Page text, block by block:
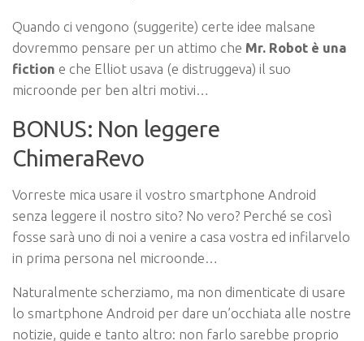
Quando ci vengono (suggerite) certe idee malsane
dovremmo pensare per un attimo che Mr. Robot è una
fiction e che Elliot usava (e distruggeva) il suo
microonde per ben altri motivi…
BONUS: Non leggere
ChimeraRevo
Vorreste mica usare il vostro smartphone Android
senza leggere il nostro sito? No vero? Perché se così
fosse sarà uno di noi a venire a casa vostra ed infilarvelo
in prima persona nel microonde…
Naturalmente scherziamo, ma non dimenticate di usare
lo smartphone Android per dare un’occhiata alle nostre
notizie, guide e tanto altro: non farlo sarebbe proprio